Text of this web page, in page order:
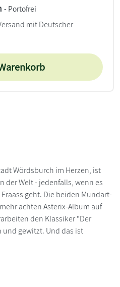
- Portofrei
mit Deutscher
Wördsburch im Herzen, ist
der Welt - jedenfalls, wenn es
geht. Die beiden Mundart-
achten Asterix-Album auf
den Klassiker "Der
gewitzt. Und das ist